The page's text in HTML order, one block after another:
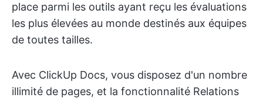
place parmi les outils ayant reçu les évaluations
les plus élevées au monde destinés aux équipes
de toutes tailles.
Avec ClickUp Docs, vous disposez d'un nombre
illimité de pages, et la fonctionnalité Relations